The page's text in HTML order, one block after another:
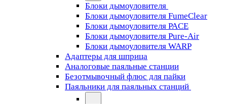
Блоки дымоуловителя
Блоки дымоуловителя FumeClear
Блоки дымоуловителя PACE
Блоки дымоуловителя Pure-Air
Блоки дымоуловителя WARP
Адаптеры для шприца
Аналоговые паяльные станции
Безотмывочный флюс для пайки
Паяльники для паяльных станций